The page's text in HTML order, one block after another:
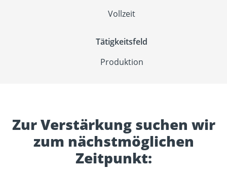
Vollzeit
Tätigkeitsfeld
Produktion
Zur Verstärkung suchen wir
zum nächstmöglichen
Zeitpunkt: